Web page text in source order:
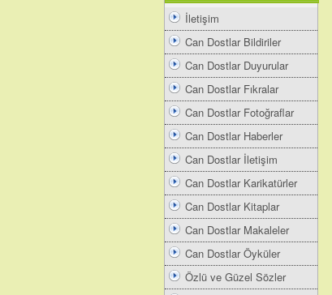
İletişim
Can Dostlar Bildiriler
Can Dostlar Duyurular
Can Dostlar Fıkralar
Can Dostlar Fotoğraflar
Can Dostlar Haberler
Can Dostlar İletişim
Can Dostlar Karikatürler
Can Dostlar Kitaplar
Can Dostlar Makaleler
Can Dostlar Öyküler
Özlü ve Güzel Sözler